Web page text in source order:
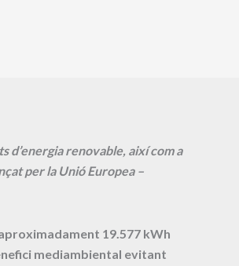
d’energia renovable, així com a
per la Unió Europea –
19.577 kWh
mediambiental evitant